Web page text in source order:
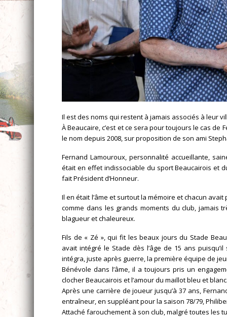
Il est des noms qui restent à jamais associés à leur
À Beaucaire, c’est et ce sera pour toujours le cas
le nom depuis 2008, sur proposition de son ami
Fernand Lamouroux, personnalité accueillante,
était en effet indissociable du sport Beaucairois et
fait Président d’Honneur.
Il en était l’âme et surtout la mémoire et chacun
comme dans les grands moments du club, jamais
blagueur et chaleureux.
Fils de « Zé », qui fit les beaux jours du Stade
avait intégré le Stade dès l’âge de 15 ans
intégra, juste après guerre, la première équipe de
Bénévole dans l’âme, il a toujours pris un
clocher Beaucairois et l’amour du maillot bleu et blanc.
Après une carrière de joueur jusqu’à 37 ans,
entraîneur, en suppléant pour la saison 78/79,
Attaché farouchement à son club, malgré toutes les